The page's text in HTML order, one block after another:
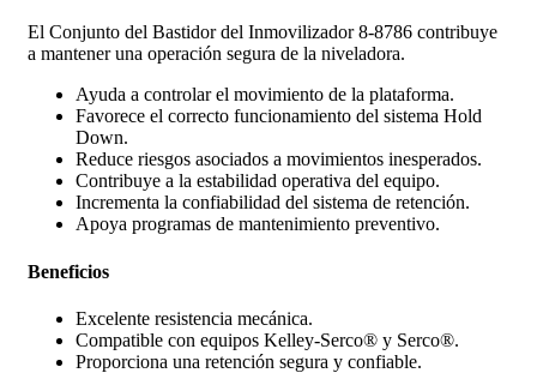
El Conjunto del Bastidor del Inmovilizador 8-8786 contribuye
a mantener una operación segura de la niveladora.
Ayuda a controlar el movimiento de la plataforma.
Favorece el correcto funcionamiento del sistema Hold
Down.
Reduce riesgos asociados a movimientos inesperados.
Contribuye a la estabilidad operativa del equipo.
Incrementa la confiabilidad del sistema de retención.
Apoya programas de mantenimiento preventivo.
Beneficios
Excelente resistencia mecánica.
Compatible con equipos Kelley-Serco® y Serco®.
Proporciona una retención segura y confiable.